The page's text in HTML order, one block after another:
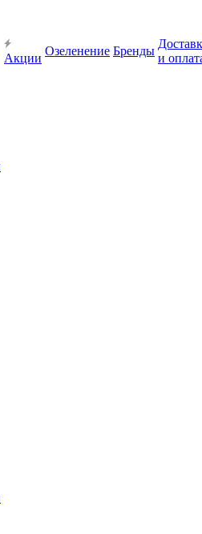
Акции
Озеленение Бренды
и